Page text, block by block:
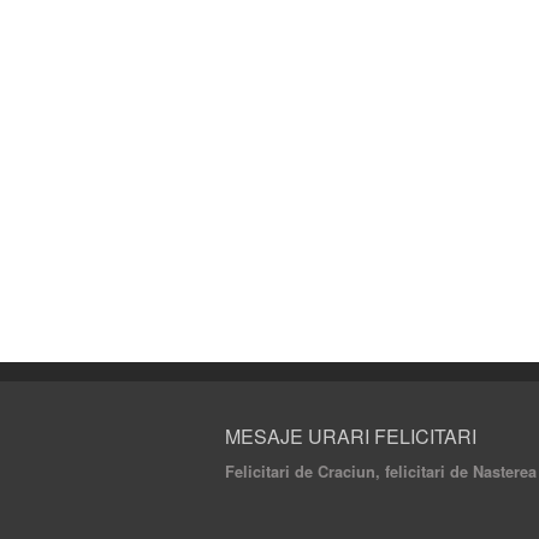
MESAJE URARI FELICITARI
Felicitari de Craciun, felicitari de